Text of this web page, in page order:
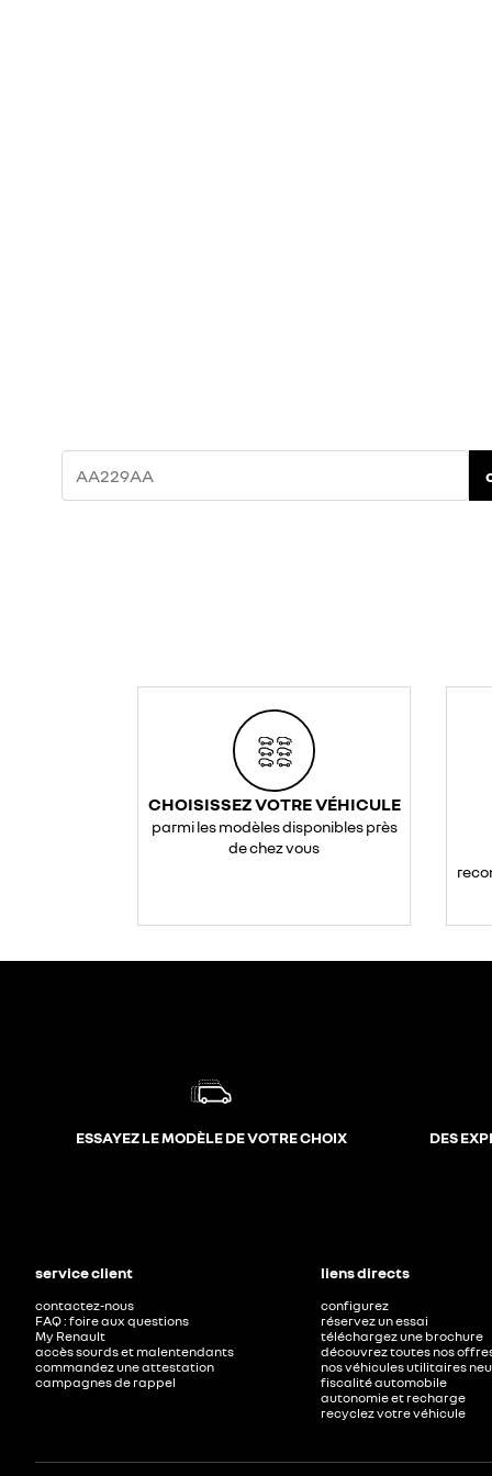
CHOISISSEZ VOTRE VÉHICULE
parmi les modèles disponibles près
de chez vous
ESSAYEZ LE MODÈLE DE VOTRE CHOIX DES
service client
contactez-nous
FAQ : foire aux questions
My Renault
accès sourds et malentendants
commandez une attestation
campagnes de rappel
liens directs
configurez
réservez un essai
téléchargez une brochure
découvrez toutes nos
nos véhicules utilitaires
fiscalité automobile
autonomie et recharge
recyclez votre véhicule